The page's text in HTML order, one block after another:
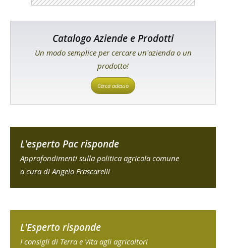
Catalogo Aziende e Prodotti
Un modo semplice per cercare un'azienda o un
prodotto!
Cerca adesso
L'esperto Pac risponde
Approfondimenti sulla politica agricola comune
a cura di Angelo Frascarelli
L'Esperto risponde
I consigli di Terra e Vita agli agricoltori